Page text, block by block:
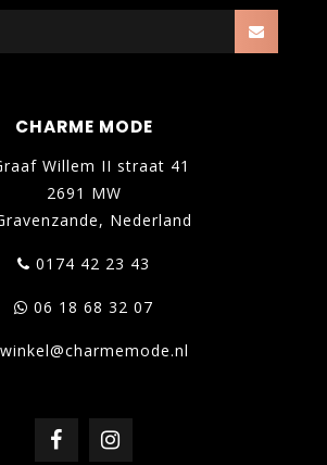
CHARME MODE
Willem II straat 41
2691 MW
Nederland
0174 42 23 43
06 18 68 32 07
winkel@charmemode.nl